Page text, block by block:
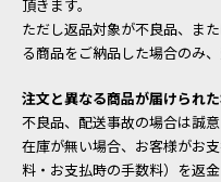
頂きます。
ただし返品対象が不良品、ま
る商品をご納品した場合のみ、
注文と異なる商品が届けられ
不良品、配送事故の場合は誠
在庫が無い場合、お客様がお
料・お支払時の手数料）を返金